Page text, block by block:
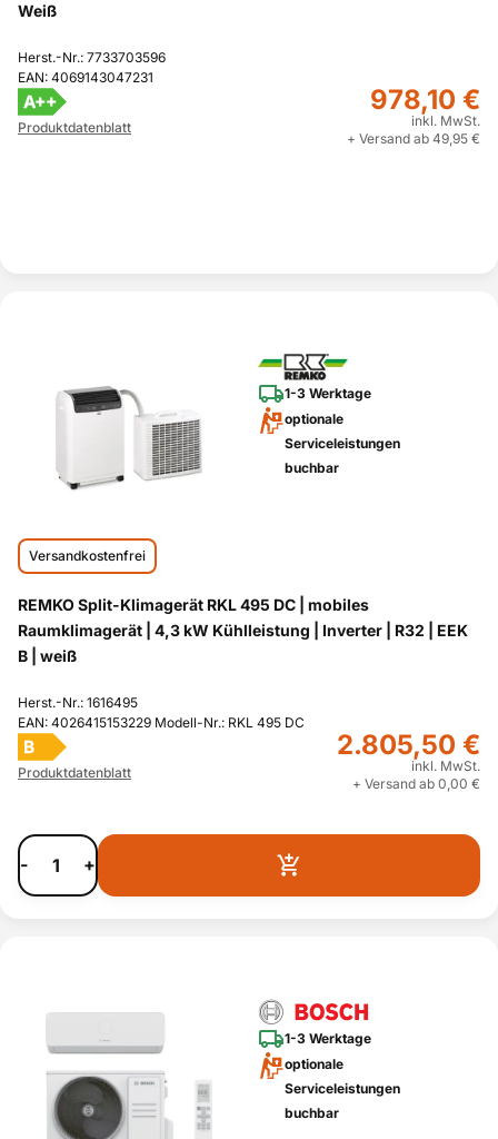
Weiß
Herst.-Nr.: 7733703596
EAN: 4069143047231
A++
Produktdatenblatt
978,10 €
inkl. MwSt.
+ Versand ab 49,95 €
1-3 Werktage
optionale
Serviceleistungen
buchbar
Versandkostenfrei
REMKO Split-Klimagerät RKL 495 DC | mobiles
Raumklimagerät | 4,3 kW Kühlleistung | Inverter | R32 | EEK
B | weiß
Herst.-Nr.: 1616495
EAN: 4026415153229 Modell-Nr.: RKL 495 DC
B
Produktdatenblatt
2.805,50 €
inkl. MwSt.
+ Versand ab 0,00 €
- +
1-3 Werktage
optionale
Serviceleistungen
buchbar